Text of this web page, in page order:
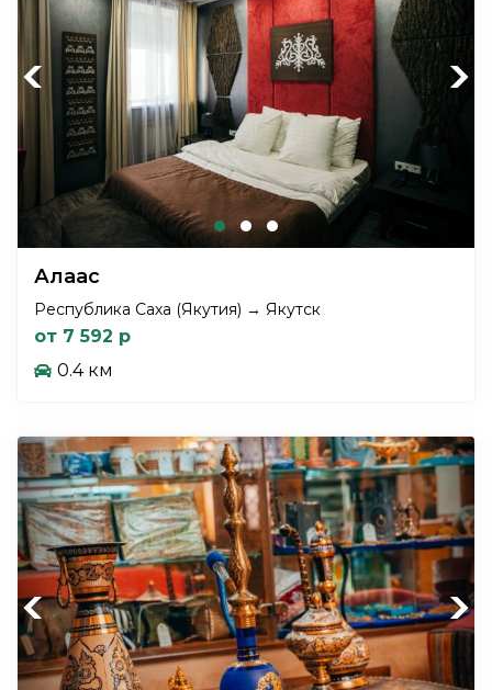
Previous Next
Алаас
Республика Саха (Якутия) → Якутск
от 7 592 р
0.4 км
Previous Next